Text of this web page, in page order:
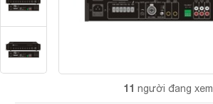
11 người đang xem